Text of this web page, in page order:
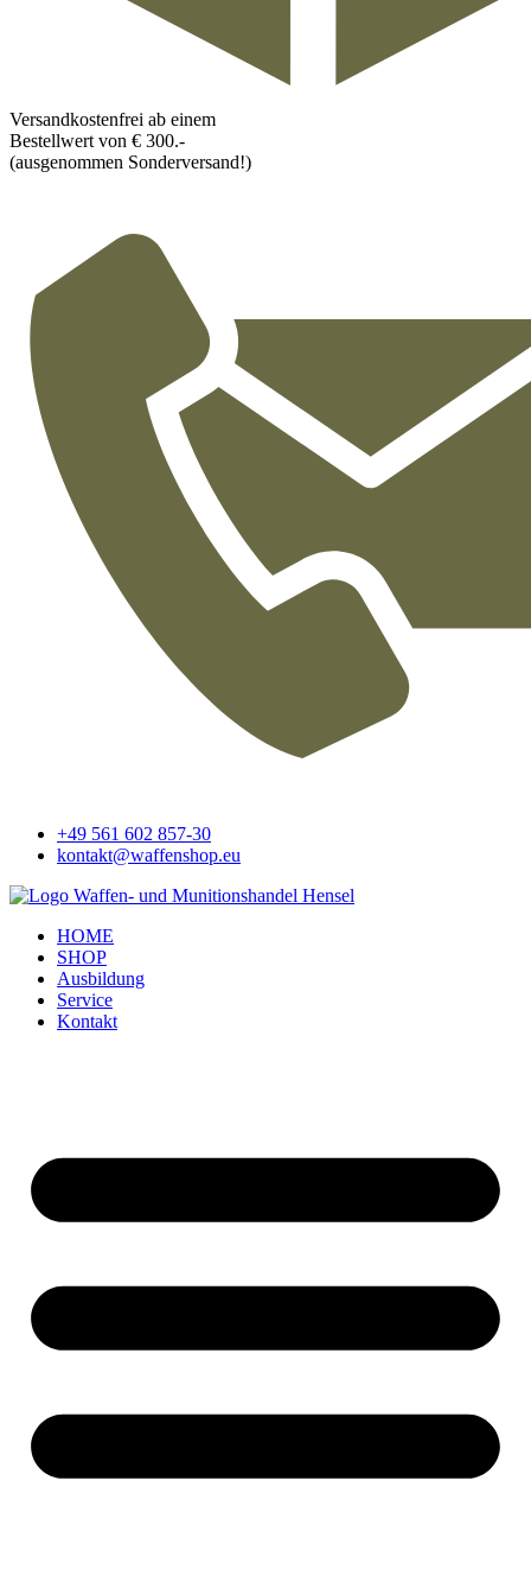
Versandkostenfrei ab einem
Bestellwert von € 300.-
(ausgenommen Sonderversand!)
+49 561 602 857-30
kontakt@waffenshop.eu
HOME
SHOP
Ausbildung
Service
Kontakt